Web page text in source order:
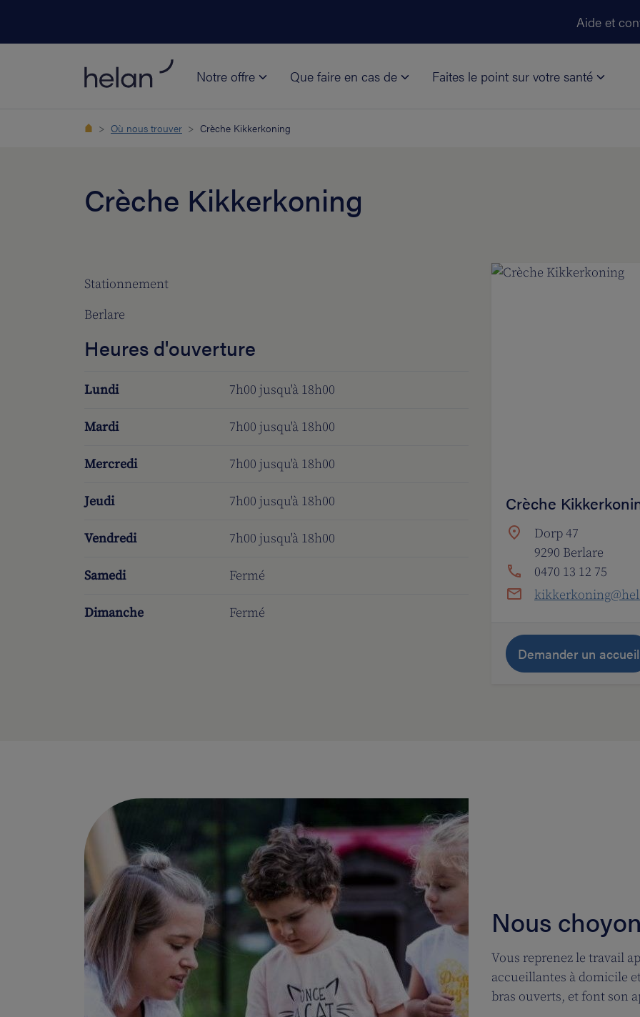
Aide et
Notre offre Que faire en cas de Faites le point sur votre santé
Où nous trouver Crèche Kikkerkoning
Crèche Kikkerkoning
Stationnement
Berlare
Heures d'ouverture
Lundi 7h00 jusqu'à 18h00
Mardi 7h00 jusqu'à 18h00
Mercredi 7h00 jusqu'à 18h00
Jeudi 7h00 jusqu'à 18h00
Vendredi 7h00 jusqu'à 18h00
Samedi Fermé
Dimanche Fermé
Crèche
Dorp 47
9290 Berlare
0470 13 12 75
Demander un accueil
Nous
Vous reprenez le travail
accueillantes à domicile
bras ouverts, et font son